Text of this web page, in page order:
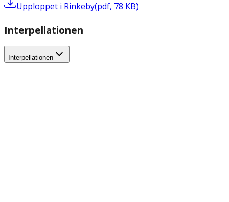
Upploppet i Rinkeby(pdf, 78 KB)
Interpellationen
Interpellationen